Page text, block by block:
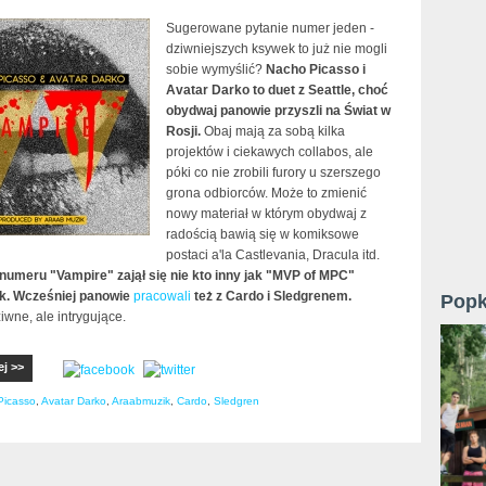
Sugerowane pytanie numer jeden -
dziwniejszych ksywek to już nie mogli
sobie wymyślić? Nacho Picasso i
Avatar Darko to duet z Seattle, choć
obydwaj panowie przyszli na Świat w
Rosji. Obaj mają za sobą kilka
projektów i ciekawych collabos, ale
póki co nie zrobili furory u szerszego
grona odbiorców. Może to zmienić
nowy materiał w którym obydwaj z
radością bawią się w komiksowe
postaci a'la Castlevania, Dracula itd.
"Vampire" zajął się nie kto inny jak "MVP of MPC"
Wcześniej panowie pracowali też z Cardo i Sledgrenem.
ale intrygujące.
>>
Avatar Darko Araabmuzik Cardo Sledgren